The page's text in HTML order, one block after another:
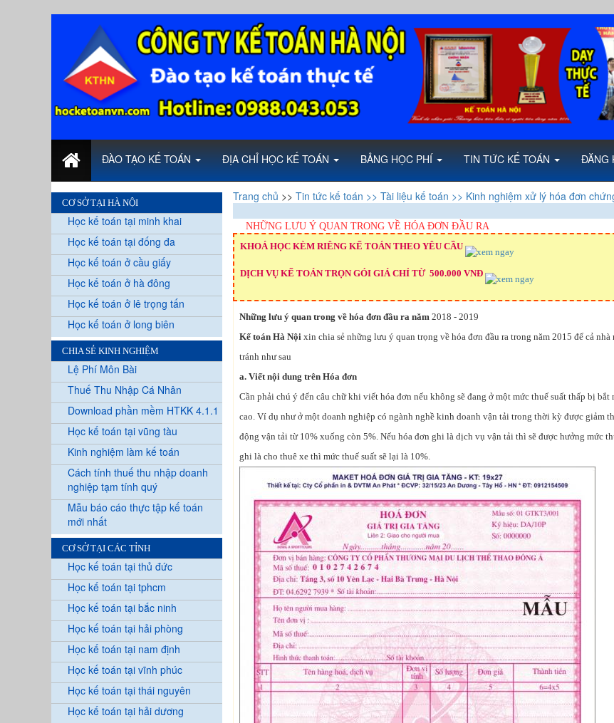
ĐÀO TẠO KẾ TOÁN ĐỊA CHỈ HỌC KẾ TOÁN BẢNG HỌC PHÍ TIN TỨC KẾ TOÁN ĐĂNG
CƠ SỞ TẠI HÀ NỘI
Học kế toán tại minh khai
Học kế toán tại đống đa
Học kế toán ở cầu giấy
Học kế toán ở hà đông
Học kế toán ở lê trọng tấn
Học kế toán ở long biên
CHIA SẺ KINH NGHIỆM
Lệ Phí Môn Bài
Thuế Thu Nhập Cá Nhân
Download phần mềm HTKK 4.1.1
Học kế toán tại vũng tàu
Kinh nghiệm làm kế toán
Cách tính thuế thu nhập doanh
nghiệp tạm tính quý
Mẫu báo cáo thực tập kế toán
mới nhất
CƠ SỞ TẠI CÁC TỈNH
Học kế toán tại thủ đức
Học kế toán tại tphcm
Học kế toán tại bắc ninh
Học kế toán tại hải phòng
Học kế toán tại nam định
Học kế toán tại vĩnh phúc
Học kế toán tại thái nguyên
Học kế toán tại hải dương
Trang chủ >> Tin tức kế toán >> Tài liệu kế toán >> Kinh nghiệm xử lý hóa đơn
NHỮNG LƯU Ý QUAN TRONG VỀ HÓA ĐƠN ĐẦU RA
KHOÁ HỌC KÈM RIÊNG KẾ TOÁN THEO YÊU CẦU
DỊCH VỤ KẾ TOÁN TRỌN GÓI GIÁ CHỈ TỪ 500.000 VNĐ
Những lưu ý quan trong về hóa đơn đầu ra năm 2018 - 2019
Kế toán Hà Nội xin chia sẻ những lưu ý quan trọng về hóa đơn đầu ra trong năm 2015 để cả nhà
tránh như sau
a. Viết nội dung trên Hóa đơn
Cần phải chú ý đến câu chữ khi viết hóa đơn nếu không sẽ đang ở một mức thuế suất thấp bị bắt
cao. Ví dụ như ở một doanh nghiệp có ngành nghề kinh doanh vận tải trong thời kỳ được giảm
động vận tải từ 10% xuống còn 5%. Nếu hóa đơn ghi là dịch vụ vận tải thì sẽ được hưởng mức
ghi là cho thuê xe thì mức thuế suất sẽ lại là 10%.